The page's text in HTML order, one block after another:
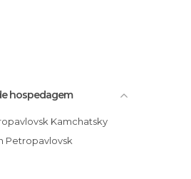
hospedagem
Kamchatsky